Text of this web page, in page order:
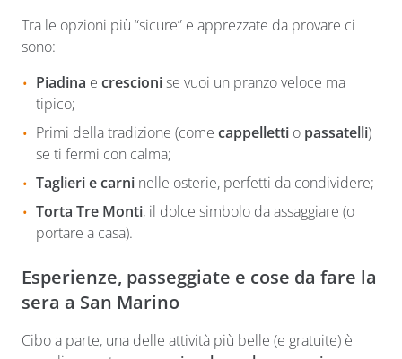
Tra le opzioni più “sicure” e apprezzate da provare ci
sono:
Piadina e crescionise vuoi un pranzo veloce ma
tipico;
Primi della tradizione (come cappelletti o passatelli)
se ti fermi con calma;
Taglieri e carni nelle osterie, perfetti da condividere;
Torta Tre Monti, il dolce simbolo da assaggiare (o
portare a casa).
Esperienze, passeggiate e cose da fare la
sera a San Marino
Cibo a parte, una delle attività più belle (e gratuite) è